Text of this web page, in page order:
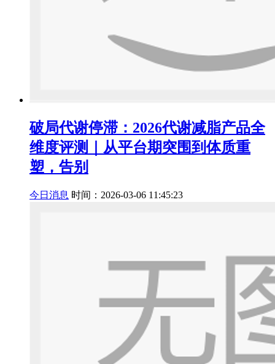
破局代谢停滞：2026代谢减脂产品全
维度评测｜从平台期突围到体质重
塑，告别
今日消息 时间：2026-03-06 11:45:23